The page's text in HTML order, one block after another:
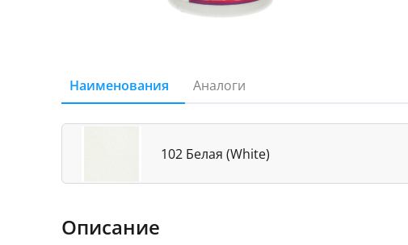
Наименования Аналоги
102 Белая (White)
Описание